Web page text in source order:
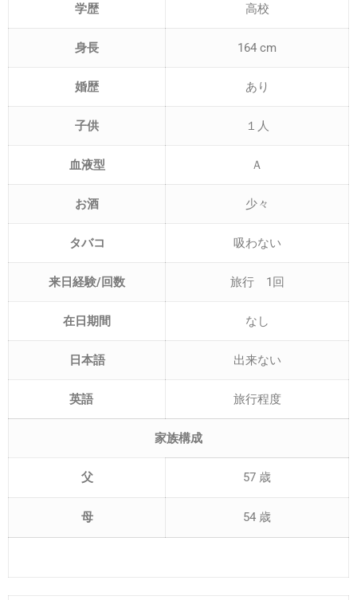
学歴 高校
身長 164 cm
婚歴 あり
子供 １人
血液型 Ａ
お酒 少々
タバコ 吸わない
来日経験/回数 旅行 1回
在日期間 なし
日本語 出来ない
英語 旅行程度
家族構成
父 57 歳
母 54 歳